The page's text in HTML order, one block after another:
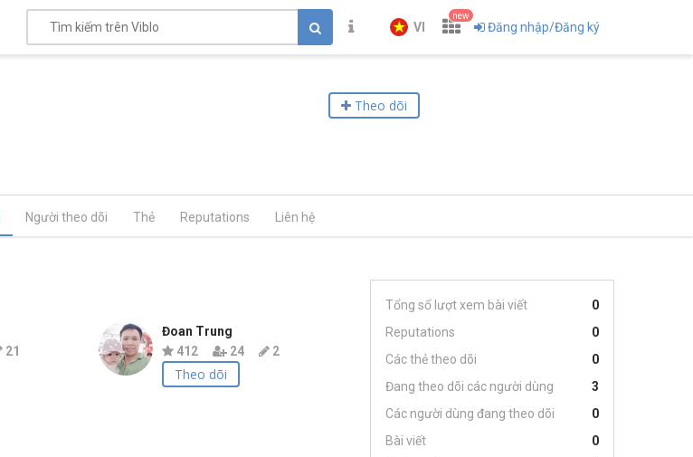
VI
new
Đăng nhập/Đăng ký
Theo dõi
Người theo dõi Thẻ Reputations Liên hệ
21
Đoan Trung
412
24 2
Theo dõi
Tổng số lượt xem bài viết
0
Reputations
0
Các thẻ theo dõi
0
Đang theo dõi các người dùng
3
Các người dùng đang theo dõi
0
Bài viết
0